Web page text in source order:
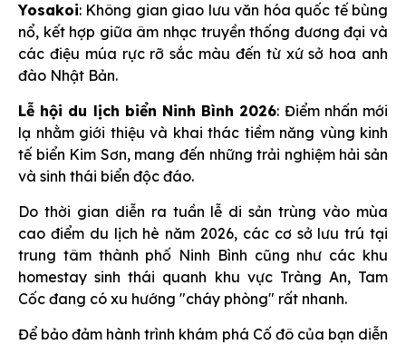
Yosakoi: Không gian giao lưu văn hóa quốc tế bùng
nổ, kết hợp giữa âm nhạc truyền thống đương đại và
các điệu múa rực rỡ sắc màu đến từ xứ sở hoa anh
đào Nhật Bản.
Lễ hội du lịch biển Ninh Bình 2026: Điểm nhấn mới
lạ nhằm giới thiệu và khai thác tiềm năng vùng kinh
tế biển Kim Sơn, mang đến những trải nghiệm hải sản
và sinh thái biển độc đáo.
Do thời gian diễn ra tuần lễ di sản trùng vào mùa
cao điểm du lịch hè năm 2026, các cơ sở lưu trú tại
trung tâm thành phố Ninh Bình cũng như các khu
homestay sinh thái quanh khu vực Tràng An, Tam
Cốc đang có xu hướng "cháy phòng" rất nhanh.
Để bảo đảm hành trình khám phá Cố đô của bạn diễn